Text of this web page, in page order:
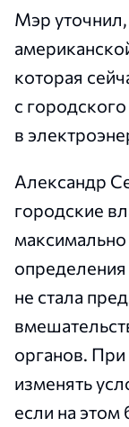
Мэр уточнил,
которая
с
в
Александр
городские
не стала
органов. При
изменять
если на этом